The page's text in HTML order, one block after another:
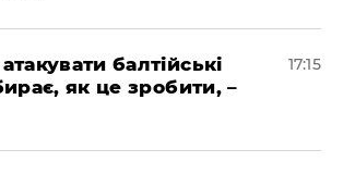
балтійські
як це зробити, –
17:15